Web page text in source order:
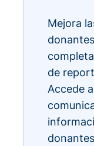
Mejora
de
Accede